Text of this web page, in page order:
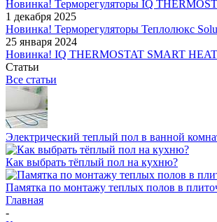
Новинка! Терморегуляторы IQ
1 декабря 2025
Новинка! Терморегуляторы Теплолюкс
25 января 2024
Новинка! IQ THERMOSTAT SMART
Статьи
Все статьи
Электрический теплый пол в ванной
Как выбрать тёплый пол на кухню?
Памятка по монтажу теплых полов в
Главная
-